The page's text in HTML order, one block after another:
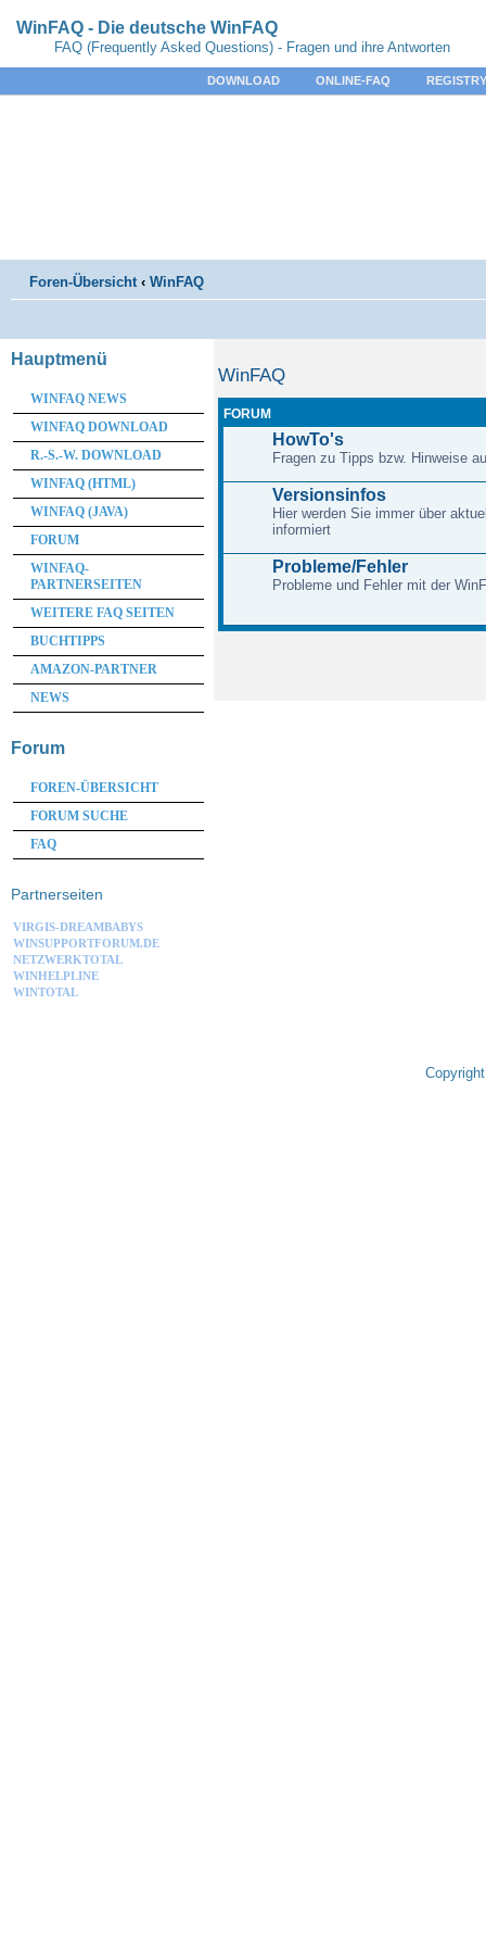
WinFAQ - Die deutsche WinFAQ
FAQ (Frequently Asked Questions) - Fragen und ihre Antworten
DOWNLOAD ONLINE-FAQ
Foren-Übersicht ‹ WinFAQ
WinFAQ
FORUM
HowTo's
Fragen zu Tipps bzw. Hinweise
Versionsinfos
Hier werden Sie immer über
informiert
Probleme/Fehler
Probleme und Fehler mit der
Hauptmenü
WINFAQ NEWS
WINFAQ DOWNLOAD
R.-S.-W. DOWNLOAD
WINFAQ (HTML)
WINFAQ (JAVA)
FORUM
WINFAQ-
PARTNERSEITEN
WEITERE FAQ SEITEN
BUCHTIPPS
AMAZON-PARTNER
NEWS
Forum
FOREN-ÜBERSICHT
FORUM SUCHE
FAQ
Partnerseiten
VIRGIS-DREAMBABYS
WINSUPPORTFORUM.DE
NETZWERKTOTAL
WINHELPLINE
WINTOTAL